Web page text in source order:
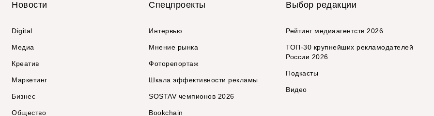
Новости
Digital
Медиа
Креатив
Маркетинг
Бизнес
Общество
Спецпроекты
Интервью
Мнение рынка
Фоторепортаж
Шкала эффективности рекламы
SOSTAV чемпионов 2026
Bookchain
Выбор редакции
Рейтинг медиаагентств 2026
ТОП-30 крупнейших рекламодателей
России 2026
Подкасты
Видео